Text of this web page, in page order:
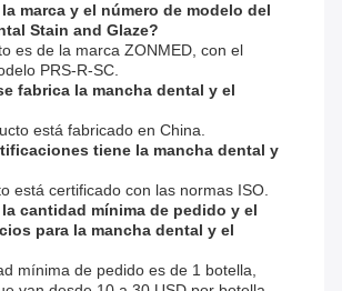
marca y el número de modelo del
Stain and Glaze?
es de la marca ZONMED, con el
PRS-R-SC.
fabrica la mancha dental y el
está fabricado en China.
tiene la mancha dental y
está certificado con las normas ISO.
la cantidad mínima de pedido y el
para la mancha dental y el
mínima de pedido es de 1 botella,